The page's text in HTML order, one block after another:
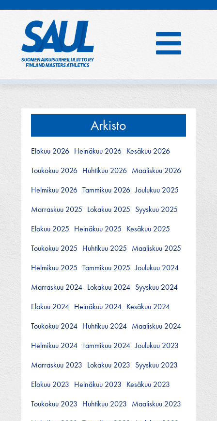
Arkisto
Elokuu 2026 Heinäkuu 2026 Kesäkuu 2026
Toukokuu 2026 Huhtikuu 2026 Maaliskuu 2026
Helmikuu 2026 Tammikuu 2026 Joulukuu 2025
Marraskuu 2025 Lokakuu 2025 Syyskuu 2025
Elokuu 2025 Heinäkuu 2025 Kesäkuu 2025
Toukokuu 2025 Huhtikuu 2025 Maaliskuu 2025
Helmikuu 2025 Tammikuu 2025 Joulukuu 2024
Marraskuu 2024 Lokakuu 2024 Syyskuu 2024
Elokuu 2024 Heinäkuu 2024 Kesäkuu 2024
Toukokuu 2024 Huhtikuu 2024 Maaliskuu 2024
Helmikuu 2024 Tammikuu 2024 Joulukuu 2023
Marraskuu 2023 Lokakuu 2023 Syyskuu 2023
Elokuu 2023 Heinäkuu 2023 Kesäkuu 2023
Toukokuu 2023 Huhtikuu 2023 Maaliskuu 2023